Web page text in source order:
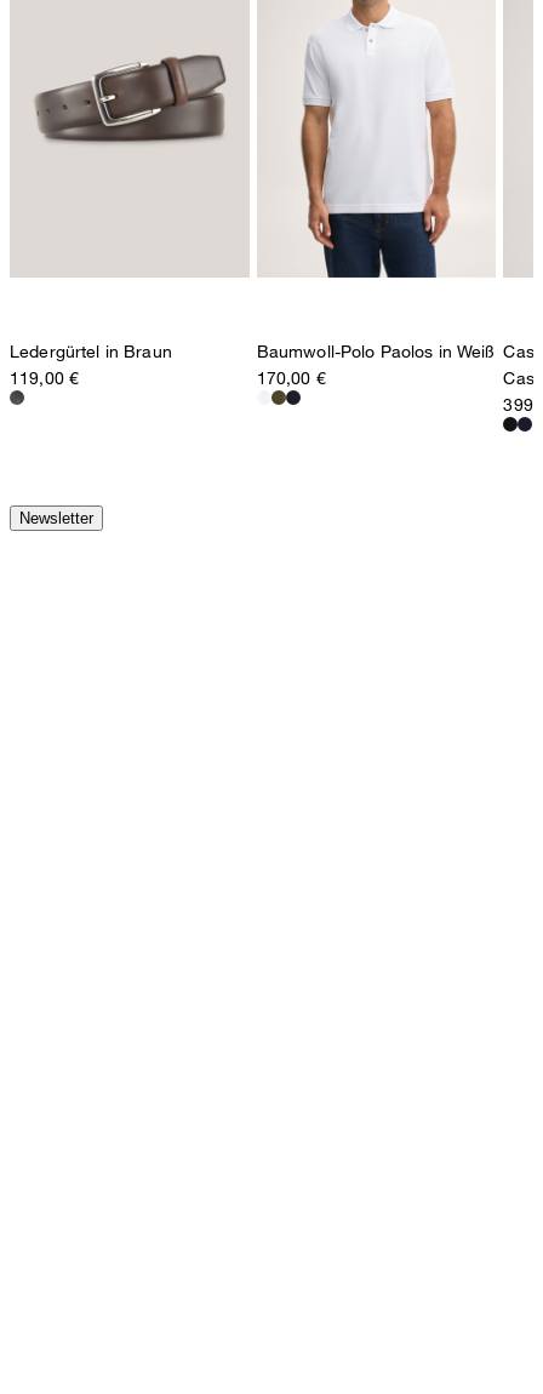
Strellson AG
Sonnenwiesenstrasse 21
Ledergürtel in Braun
119,00 €
Baumwoll-Polo Paolos in Weiß
170,00 €
Newsletter